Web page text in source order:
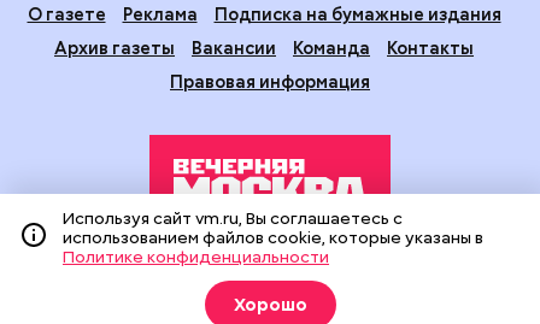
О газете Реклама
Подписка на бумажные издания
Архив газеты
Вакансии Команда
Контакты
Правовая информация
Издание создано при финансовой поддержке Департамента
средств массовой информации и рекламы города Москвы.
На сайте применяются рекомендательные технологии
Используя сайт vm.ru, Вы соглашаетесь с
использованием файлов cookie, которые указаны в
Политике конфиденциальности
Хорошо